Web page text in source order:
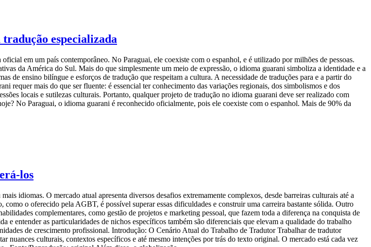
especializada
em um país contemporâneo. No Paraguai, ele coexiste com o espanhol, e é utilizado por milhões de pessoas.
da América do Sul. Mais do que simplesmente um meio de expressão, o idioma guarani simboliza a identidade e a
de ensino bilíngue e esforços de tradução que respeitam a cultura. A necessidade de traduções para e a partir do
requer mais do que ser fluente: é essencial ter conhecimento das variações regionais, dos simbolismos e dos
locais e sutilezas culturais. Portanto, qualquer projeto de tradução no idioma guarani deve ser realizado com
No Paraguai, o idioma guarani é reconhecido oficialmente, pois ele coexiste com o espanhol. Mais de 90% da
los
idiomas. O mercado atual apresenta diversos desafios extremamente complexos, desde barreiras culturais até a
como o oferecido pela AGBT, é possível superar essas dificuldades e construir uma carreira bastante sólida. Outro
complementares, como gestão de projetos e marketing pessoal, que fazem toda a diferença na conquista de
e entender as particularidades de nichos específicos também são diferenciais que elevam a qualidade do trabalho
de crescimento profissional. Introdução: O Cenário Atual do Trabalho de Tradutor Trabalhar de tradutor
culturais, contextos específicos e até mesmo intenções por trás do texto original. O mercado está cada vez